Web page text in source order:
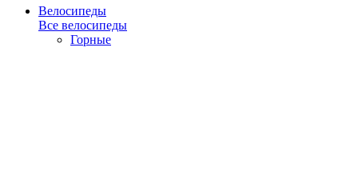
Велосипеды
Все велосипеды
Горные